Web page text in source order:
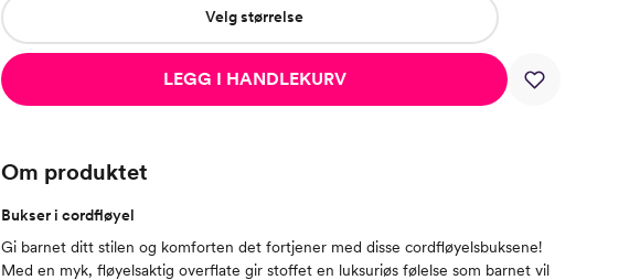
Velg størrelse
LEGG I HANDLEKURV
Om produktet
Bukser i cordfløyel
Gi barnet ditt stilen og komforten det fortjener med disse cordfløyelsbuksene!
Med en myk, fløyelsaktig overflate gir stoffet en luksuriøs følelse som barnet vil